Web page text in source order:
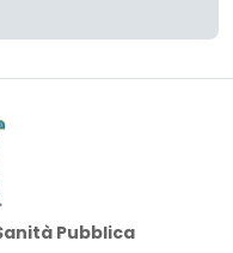
Pubblica